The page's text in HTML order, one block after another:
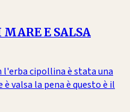
E SALSA
l'erba cipollina è stata una
valsa la pena è questo è il